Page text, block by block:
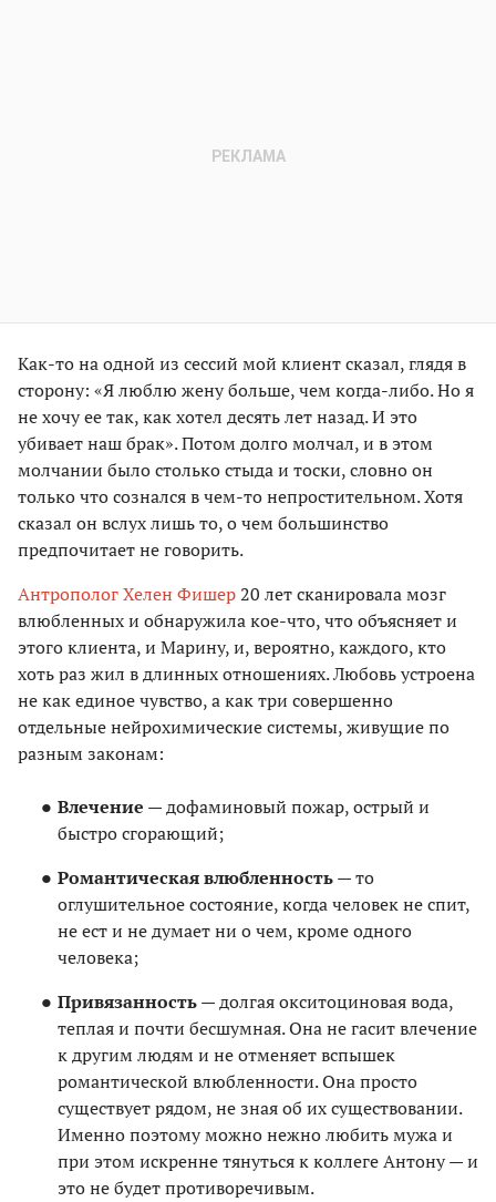
Как-то на одной из сессий мой клиент сказал, глядя в
сторону: «Я люблю жену больше, чем когда-либо. Но я
не хочу ее так, как хотел десять лет назад. И это
убивает наш брак». Потом долго молчал, и в этом
молчании было столько стыда и тоски, словно он
только что сознался в чем-то непростительном. Хотя
сказал он вслух лишь то, о чем большинство
предпочитает не говорить.
Антрополог Хелен Фишер20 лет сканировала мозг
влюбленных и обнаружила кое-что, что объясняет и
этого клиента, и Марину, и, вероятно, каждого, кто
хоть раз жил в длинных отношениях. Любовь устроена
не как единое чувство, а как три совершенно
отдельные нейрохимические системы, живущие по
разным законам:
Влечение — дофаминовый пожар, острый и
быстро сгорающий;
Романтическая влюбленность— то
оглушительное состояние, когда человек не спит,
не ест и не думает ни о чем, кроме одного
человека;
Привязанность— долгая окситоциновая вода,
теплая и почти бесшумная. Она не гасит влечение
к другим людям и не отменяет вспышек
романтической влюбленности. Она просто
существует рядом, не зная об их существовании.
Именно поэтому можно нежно любить мужа и
при этом искренне тянуться к коллеге Антону — и
это не будет противоречивым.